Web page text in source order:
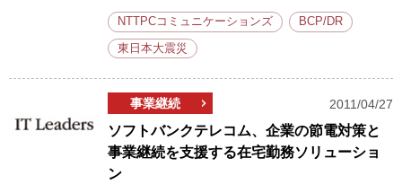
NTTPCコミュニケーションズ BCP/DR
東日本大震災
事業継続 2011/04/27
ソフトバンクテレコム、企業の節電対策と
事業継続を支援する在宅勤務ソリューショ
ン